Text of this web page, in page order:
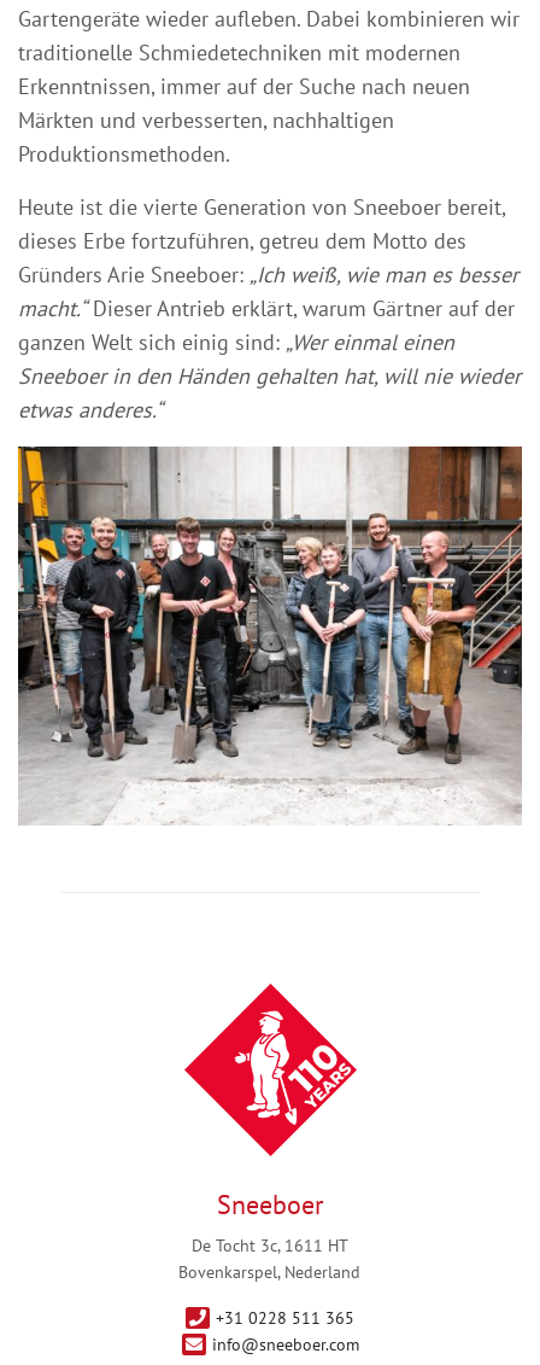
Gartengeräte wieder aufleben. Dabei kombinieren wir
traditionelle Schmiedetechniken mit modernen
Erkenntnissen, immer auf der Suche nach neuen
Märkten und verbesserten, nachhaltigen
Produktionsmethoden.
Heute ist die vierte Generation von Sneeboer bereit,
dieses Erbe fortzuführen, getreu dem Motto des
Gründers Arie Sneeboer: „Ich weiß, wie man es besser
macht.“Dieser Antrieb erklärt, warum Gärtner auf der
ganzen Welt sich einig sind: „Wer einmal einen
Sneeboer in den Händen gehalten hat, will nie wieder
etwas anderes.“
Sneeboer
De Tocht 3c, 1611 HT
Bovenkarspel, Nederland
+31 0228 511 365
info@sneeboer.com